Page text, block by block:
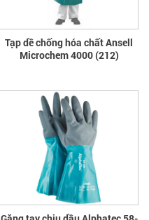
Tạp dề chống hóa chất Ansell
Microchem 4000 (212)